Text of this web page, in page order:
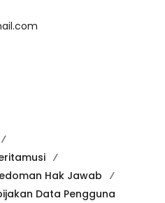
Hak Jawab
Data Pengguna